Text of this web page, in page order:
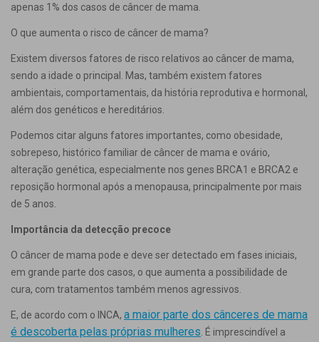
apenas 1% dos casos de câncer de mama.
O que aumenta o risco de câncer de mama?
Existem diversos fatores de risco relativos ao câncer de mama,
sendo a idade o principal. Mas, também existem fatores
ambientais, comportamentais, da história reprodutiva e hormonal,
além dos genéticos e hereditários.
Podemos citar alguns fatores importantes, como obesidade,
sobrepeso, histórico familiar de câncer de mama e ovário,
alteração genética, especialmente nos genes BRCA1 e BRCA2 e
reposição hormonal após a menopausa, principalmente por mais
de 5 anos.
Importância da detecção precoce
O câncer de mama pode e deve ser detectado em fases iniciais,
em grande parte dos casos, o que aumenta a possibilidade de
cura, com tratamentos também menos agressivos.
E, de acordo com o INCA, a maior parte dos cânceres de mama
é descoberta pelas próprias mulheres . É imprescindível a